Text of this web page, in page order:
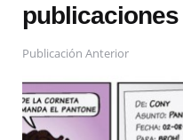
publicaciones
Publicación Anterior